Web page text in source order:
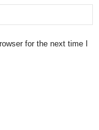
for the next time I